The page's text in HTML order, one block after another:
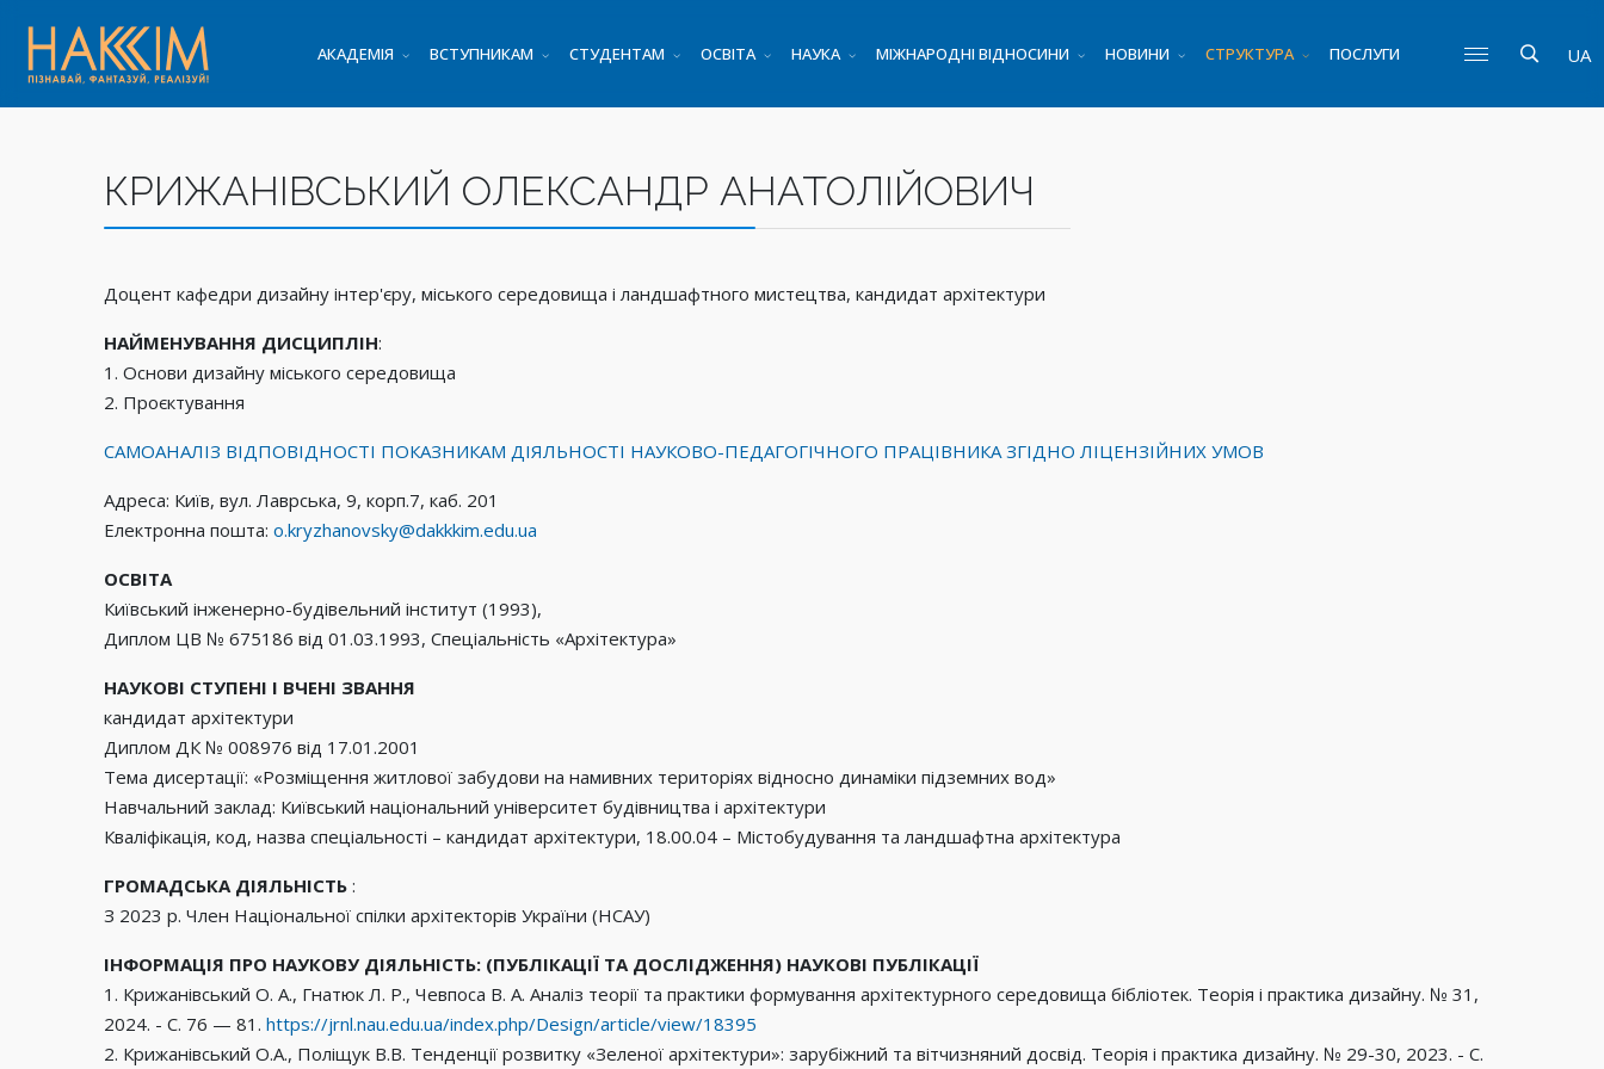
АКАДЕМІЯ ВСТУПНИКАМ СТУДЕНТАМ ОСВІТА НАУКА МІЖНАРОДНІ ВІДНОСИНИ НОВИНИ СТРУКТУРА ПОСЛУГИ UA
КРИЖАНІВСЬКИЙ ОЛЕКСАНДР АНАТОЛІЙОВИЧ
Доцент кафедри дизайну інтер'єру, міського середовища і ландшафтного мистецтва, кандидат архітектури
НАЙМЕНУВАННЯ ДИСЦИПЛІН:
1. Основи дизайну міського середовища
2. Проєктування
САМОАНАЛІЗ ВІДПОВІДНОСТІ ПОКАЗНИКАМ ДІЯЛЬНОСТІ НАУКОВО-ПЕДАГОГІЧНОГО ПРАЦІВНИКА ЗГІДНО ЛІЦЕНЗІЙНИХ УМОВ
Адреса: Київ, вул. Лаврська, 9, корп.7, каб. 201
Електронна пошта: o.kryzhanovsky@dakkkim.edu.ua
ОСВІТА
Київський інженерно-будівельний інститут (1993),
Диплом ЦВ № 675186 від 01.03.1993, Спеціальність «Архітектура»
НАУКОВІ СТУПЕНІ І ВЧЕНІ ЗВАННЯ
кандидат архітектури
Диплом ДК № 008976 від 17.01.2001
Тема дисертації: «Розміщення житлової забудови на намивних територіях відносно динаміки підземних вод»
Навчальний заклад: Київський національний університет будівництва і архітектури
Кваліфікація, код, назва спеціальності – кандидат архітектури, 18.00.04 – Містобудування та ландшафтна архітектура
ГРОМАДСЬКА ДІЯЛЬНІСТЬ :
З 2023 р. Член Національної спілки архітекторів України (НСАУ)
ІНФОРМАЦІЯ ПРО НАУКОВУ ДІЯЛЬНІСТЬ: (ПУБЛІКАЦІЇ ТА ДОСЛІДЖЕННЯ) НАУКОВІ ПУБЛІКАЦІЇ
1. Крижанівський О. А., Гнатюк Л. Р., Чевпоса В. А. Аналіз теорії та практики формування архітектурного середовища бібліотек. Теорія і практика дизайну. № 31,
2024. - С. 76 — 81. https://jrnl.nau.edu.ua/index.php/Design/article/view/18395
2. Крижанівський О.А., Поліщук В.В. Тенденції розвитку «Зеленої архітектури»: зарубіжний та вітчизняний досвід. Теорія і практика дизайну. № 29-30, 2023. - С.